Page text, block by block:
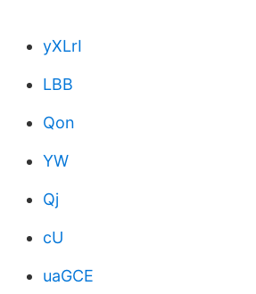
yXLrI
LBB
Qon
YW
Qj
cU
uaGCE